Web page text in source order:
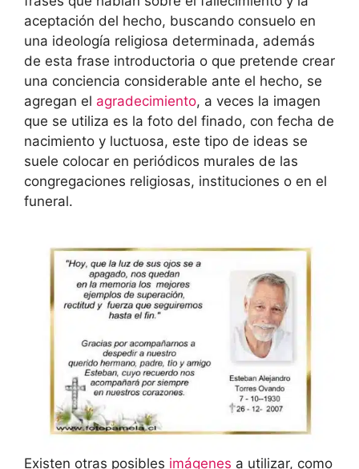
aceptación del hecho, buscando consuelo en
una ideología religiosa determinada, además
de esta frase introductoria o que pretende crear
una conciencia considerable ante el hecho, se
agregan el agradecimiento, a veces la imagen
que se utiliza es la foto del finado, con fecha de
nacimiento y luctuosa, este tipo de ideas se
suele colocar en periódicos murales de las
congregaciones religiosas, instituciones o en el
funeral.
Existen otras posibles imágenes a utilizar, como